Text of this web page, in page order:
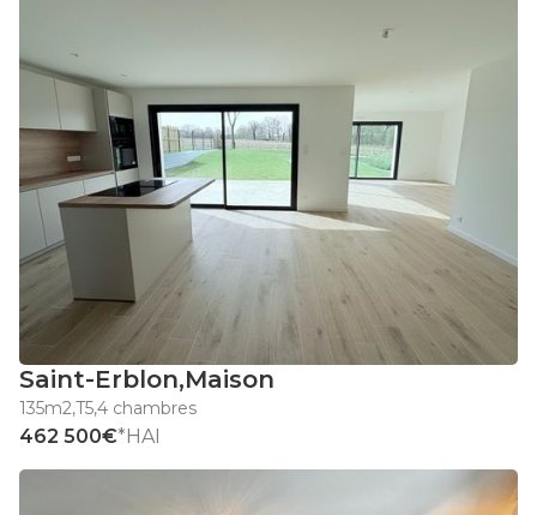
Saint-Erblon,Maison
135m2,T5,4 chambres
462 500€*HAI